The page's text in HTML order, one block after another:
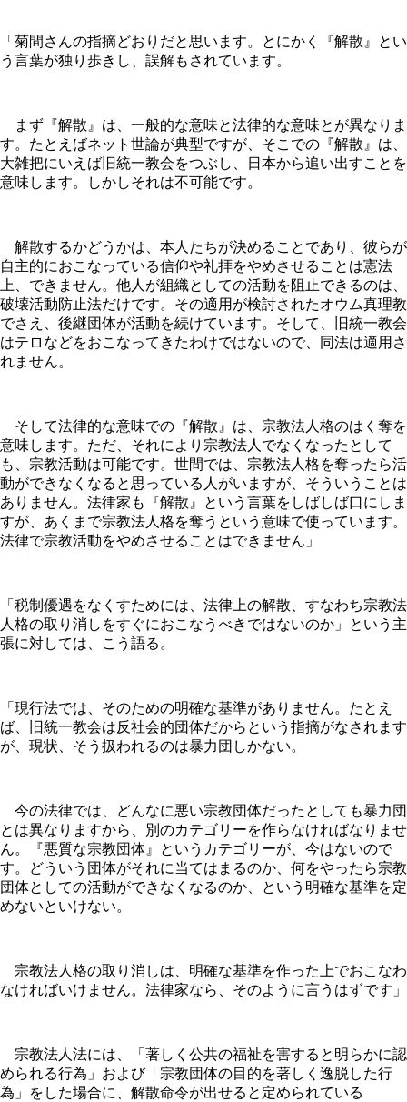
「菊間さんの指摘どおりだと思います。とにかく『解散』とい
う言葉が独り歩きし、誤解もされています。
まず『解散』は、一般的な意味と法律的な意味とが異なりま
す。たとえばネット世論が典型ですが、そこでの『解散』は、
大雑把にいえば旧統一教会をつぶし、日本から追い出すことを
意味します。しかしそれは不可能です。
解散するかどうかは、本人たちが決めることであり、彼らが
自主的におこなっている信仰や礼拝をやめさせることは憲法
上、できません。他人が組織としての活動を阻止できるのは、
破壊活動防止法だけです。その適用が検討されたオウム真理教
でさえ、後継団体が活動を続けています。そして、旧統一教会
はテロなどをおこなってきたわけではないので、同法は適用さ
れません。
そして法律的な意味での『解散』は、宗教法人格のはく奪を
意味します。ただ、それにより宗教法人でなくなったとして
も、宗教活動は可能です。世間では、宗教法人格を奪ったら活
動ができなくなると思っている人がいますが、そういうことは
ありません。法律家も『解散』という言葉をしばしば口にしま
すが、あくまで宗教法人格を奪うという意味で使っています。
法律で宗教活動をやめさせることはできません」
「税制優遇をなくすためには、法律上の解散、すなわち宗教法
人格の取り消しをすぐにおこなうべきではないのか」という主
張に対しては、こう語る。
「現行法では、そのための明確な基準がありません。たとえ
ば、旧統一教会は反社会的団体だからという指摘がなされます
が、現状、そう扱われるのは暴力団しかない。
今の法律では、どんなに悪い宗教団体だったとしても暴力団
とは異なりますから、別のカテゴリーを作らなければなりませ
ん。『悪質な宗教団体』というカテゴリーが、今はないので
す。どういう団体がそれに当てはまるのか、何をやったら宗教
団体としての活動ができなくなるのか、という明確な基準を定
めないといけない。
宗教法人格の取り消しは、明確な基準を作った上でおこなわ
なければいけません。法律家なら、そのように言うはずです」
宗教法人法には、「著しく公共の福祉を害すると明らかに認
められる行為」および「宗教団体の目的を著しく逸脱した行
為」をした場合に、解散命令が出せると定められている